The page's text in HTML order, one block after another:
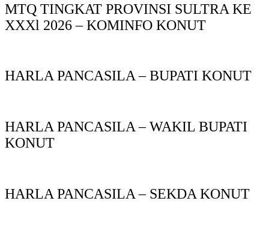
MTQ TINGKAT PROVINSI SULTRA KE
XXXl 2026 – KOMINFO KONUT
HARLA PANCASILA – BUPATI KONUT
HARLA PANCASILA – WAKIL BUPATI
KONUT
HARLA PANCASILA – SEKDA KONUT